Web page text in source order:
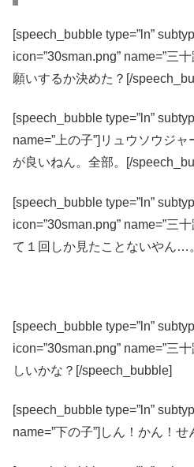
[speech_bubble type=”ln”
icon=”30sman.png” name=”三
願いするか決めた？[/
[speech_bubble type=”ln”
name=”上の子”]リュウソウジ
が良いねん。全部。[/
[speech_bubble type=”ln”
icon=”30sman.png” name=”三
て１回しか見たことないやん…
[speech_bubble type=”ln”
icon=”30sman.png” name=”三
しいかな？[/speech_bubble]
[speech_bubble type=”ln”
name=”下の子”]しん！かん！